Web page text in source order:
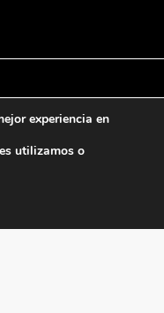
experiencia en
utilizamos o